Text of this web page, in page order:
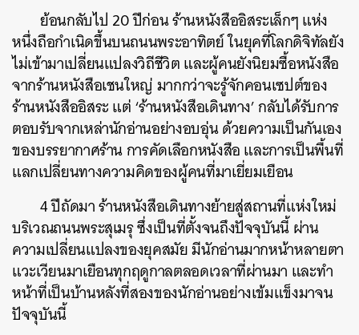
ย้อนกลับไป 20 ปีก่อน ร้านหนังสืออิสระเล็กๆ แห่ง
หนึ่งถือกำเนิดขึ้นบนถนนพระอาทิตย์ ในยุคที่โลกดิจิทัลยัง
ไม่เข้ามาเปลี่ยนแปลงวิถีชีวิต และผู้คนยังนิยมซื้อหนังสือ
จากร้านหนังสือเชนใหญ่ มากกว่าจะรู้จักคอนเซปต์ของ
ร้านหนังสืออิสระ แต่ ‘ร้านหนังสือเดินทาง’ กลับได้รับการ
ตอบรับจากเหล่านักอ่านอย่างอบอุ่น ด้วยความเป็นกันเอง
ของบรรยากาศร้าน การคัดเลือกหนังสือ และการเป็นพื้นที่
แลกเปลี่ยนทางความคิดของผู้คนที่มาเยี่ยมเยือน
4 ปีถัดมา ร้านหนังสือเดินทางย้ายสู่สถานที่แห่งใหม่
บริเวณถนนพระสุเมรุ ซึ่งเป็นที่ตั้งจนถึงปัจจุบันนี้ ผ่าน
ความเปลี่ยนแปลงของยุคสมัย มีนักอ่านมากหน้าหลายตา
แวะเวียนมาเยือนทุกฤดูกาลตลอดเวลาที่ผ่านมา และทำ
หน้าที่เป็นบ้านหลังที่สองของนักอ่านอย่างเข้มแข็งมาจน
ปัจจุบันนี้